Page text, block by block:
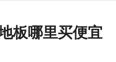
板哪里买便宜